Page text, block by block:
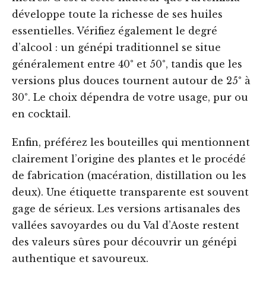
développe toute la richesse de ses huiles
essentielles. Vérifiez également le degré
d’alcool : un génépi traditionnel se situe
généralement entre 40° et 50°, tandis que les
versions plus douces tournent autour de 25° à
30°. Le choix dépendra de votre usage, pur ou
en cocktail.
Enfin, préférez les bouteilles qui mentionnent
clairement l’origine des plantes et le procédé
de fabrication (macération, distillation ou les
deux). Une étiquette transparente est souvent
gage de sérieux. Les versions artisanales des
vallées savoyardes ou du Val d’Aoste restent
des valeurs sûres pour découvrir un génépi
authentique et savoureux.